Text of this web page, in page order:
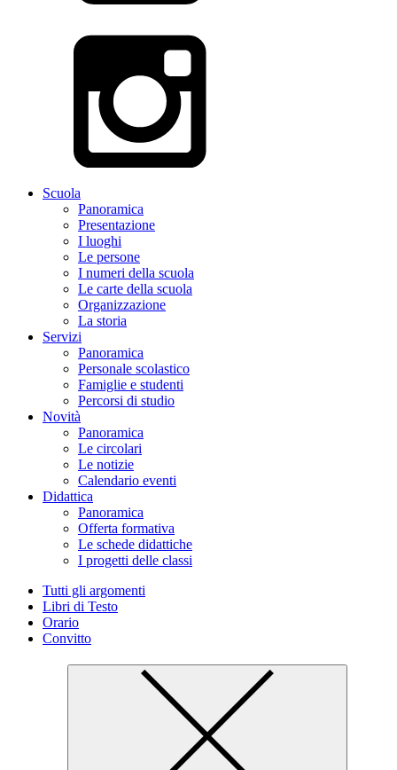
Scuola
Panoramica
Presentazione
I luoghi
Le persone
I numeri della scuola
Le carte della scuola
Organizzazione
La storia
Servizi
Panoramica
Personale scolastico
Famiglie e studenti
Percorsi di studio
Novità
Panoramica
Le circolari
Le notizie
Calendario eventi
Didattica
Panoramica
Offerta formativa
Le schede didattiche
I progetti delle classi
Tutti gli argomenti
Libri di Testo
Orario
Convitto